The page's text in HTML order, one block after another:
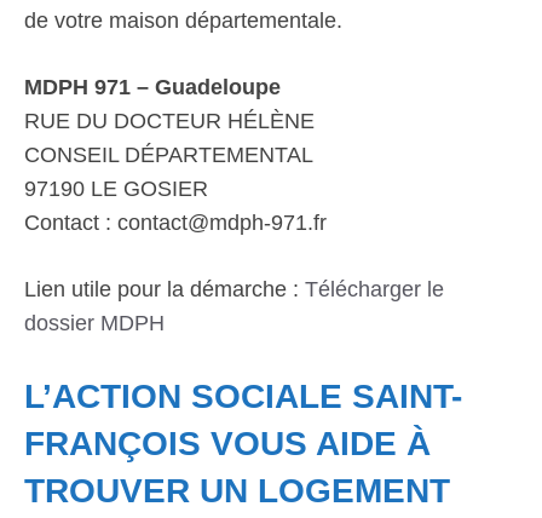
de votre maison départementale.
MDPH 971 – Guadeloupe
RUE DU DOCTEUR HÉLÈNE
CONSEIL DÉPARTEMENTAL
97190 LE GOSIER
Contact : contact@mdph-971.fr
Lien utile pour la démarche : Télécharger le
dossier MDPH
L’ACTION SOCIALE SAINT-
FRANÇOIS VOUS AIDE À
TROUVER UN LOGEMENT